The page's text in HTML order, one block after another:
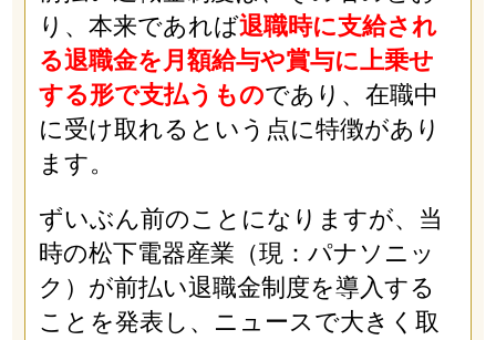
り、本来であれば退職時に支給され
る退職金を月額給与や賞与に上乗せ
する形で支払うものであり、在職中
に受け取れるという点に特徴があり
ます。
ずいぶん前のことになりますが、当
時の松下電器産業（現：パナソニッ
ク）が前払い退職金制度を導入する
ことを発表し、ニュースで大きく取